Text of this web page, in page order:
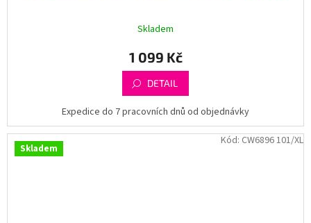
Skladem
1 099 Kč
DETAIL
Expedice do 7 pracovních dnů od objednávky
Skladem
Kód: CW6896 101/XL